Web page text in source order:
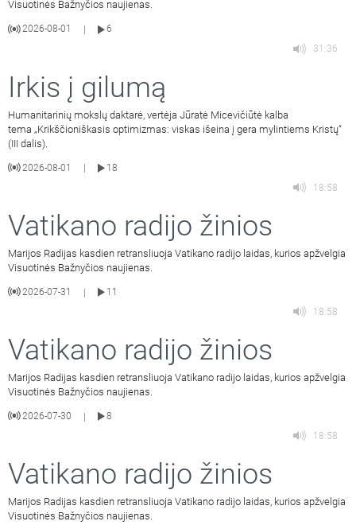
Visuotinės Bažnyčios naujienas.
2026-08-01
6
31:36
Irkis į gilumą
Humanitarinių mokslų daktarė, vertėja Jūratė Micevičiūtė kalba
tema „Krikščioniškasis optimizmas: viskas išeina į gera mylintiems Kristų“
(III dalis).
2026-08-01
18
18:58
Vatikano radijo žinios
Marijos Radijas kasdien retransliuoja Vatikano radijo laidas, kurios apžvelgia
Visuotinės Bažnyčios naujienas.
2026-07-31 |
11
18:58
Vatikano radijo žinios
Marijos Radijas kasdien retransliuoja Vatikano radijo laidas, kurios apžvelgia
Visuotinės Bažnyčios naujienas.
2026-07-30 |
8
18:58
Vatikano radijo žinios
Marijos Radijas kasdien retransliuoja Vatikano radijo laidas, kurios apžvelgia
Visuotinės Bažnyčios naujienas.